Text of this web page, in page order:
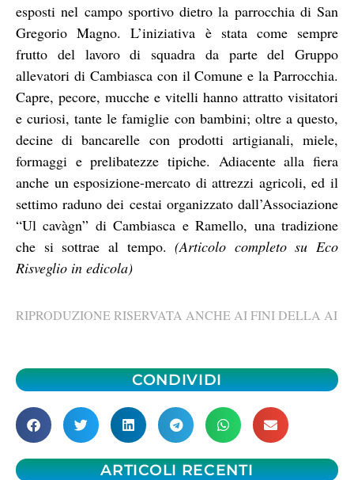
esposti nel campo sportivo dietro la parrocchia di San
Gregorio Magno. L’iniziativa è stata come sempre
frutto del lavoro di squadra da parte del Gruppo
allevatori di Cambiasca con il Comune e la Parrocchia.
Capre, pecore, mucche e vitelli hanno attratto visitatori
e curiosi, tante le famiglie con bambini; oltre a questo,
decine di bancarelle con prodotti artigianali, miele,
formaggi e prelibatezze tipiche. Adiacente alla fiera
anche un esposizione-mercato di attrezzi agricoli, ed il
settimo raduno dei cestai organizzato dall’Associazione
“Ul cavàgn” di Cambiasca e Ramello, una tradizione
che si sottrae al tempo. (Articolo completo su Eco
Risveglio in edicola)
RIPRODUZIONE RISERVATA ANCHE AI FINI DELLA AI
CONDIVIDI
ARTICOLI RECENTI